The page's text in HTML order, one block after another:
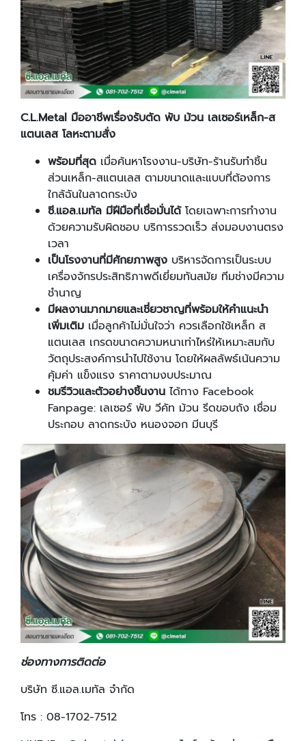
C.L.Metal มืออาชีพเรื่องรับตัด พับ ม้วน เลเซอร์เหล็ก-ส
แตนเลส โลหะตามสั่ง
พร้อมที่สุด เมื่อค้นหาโรงงาน-บริษัท-ร้านรับทำชิ้น
ส่วนเหล็ก-สแตนเลส ตามขนาดและแบบที่ต้องการ
ใกล้ฉันในลาดกระบัง
ซี.แอล.เมทัล มีฝีมือที่เชื่อมั่นได้โดยเฉพาะการทำงาน
ด้วยความรับผิดชอบ บริการรวดเร็ว ส่งมอบงานตรง
เวลา
เป็นโรงงานที่มีศักยภาพสูง บริหารจัดการเป็นระบบ
เครื่องจักรประสิทธิภาพดีเยี่ยมทันสมัย ทีมช่างมีความ
ชำนาญ
มีผลงานมากมายและเชี่ยวชาญที่พร้อมให้คำแนะนำ
เพิ่มเติม เมื่อลูกค้าไม่มั่นใจว่า ควรเลือกใช้เหล็ก ส
แตนเลส เกรดขนาดความหนาเท่าไหร่ให้เหมาะสมกับ
วัตถุประสงค์การนำไปใช้งาน โดยให้ผลลัพธ์เน้นความ
คุ้มค่า แข็งแรง ราคาตามงบประมาณ
ชมรีวิวและตัวอย่างชิ้นงาน ได้ทาง Facebook
Fanpage: เลเซอร์ พับ วีคัท ม้วน รีดขอบถัง เชื่อม
ประกอบ ลาดกระบัง หนองจอก มีนบุรี
ช่องทางการติดต่อ
บริษัท ซี.แอล.เมทัล จำกัด
โทร : 08-1702-7512